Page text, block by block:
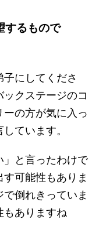
するもので
にしてくださ
クステージのコ
ーの方が気に入っ
ています。
」と言ったわけで
可能性もありま
倒れきっていま
もありますね